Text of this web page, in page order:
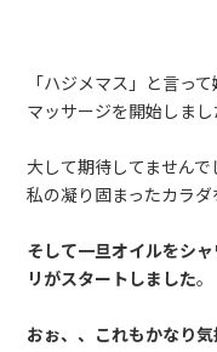
「ハジメマス」と言っ
マッサージを開始しまし
大して期待してませんで
私の凝り固まったカラ
そして一旦オイルをシ
リがスタートしました。
おぉ、、これもかなり